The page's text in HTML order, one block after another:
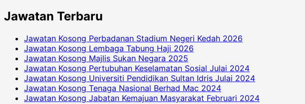
Jawatan Terbaru
Jawatan Kosong Perbadanan Stadium Negeri Kedah 2026
Jawatan Kosong Lembaga Tabung Haji 2026
Jawatan Kosong Majlis Sukan Negara 2025
Jawatan Kosong Pertubuhan Keselamatan Sosial Julai 2024
Jawatan Kosong Universiti Pendidikan Sultan Idris Julai 2024
Jawatan Kosong Tenaga Nasional Berhad Mac 2024
Jawatan Kosong Jabatan Kemajuan Masyarakat Februari 2024